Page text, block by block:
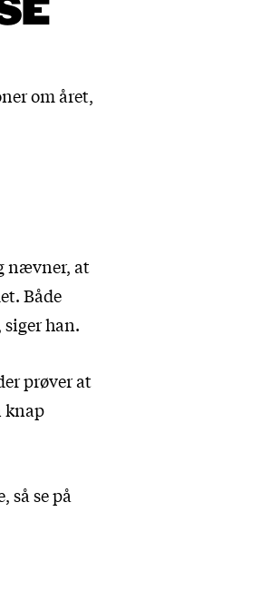
om året,
nævner, at
Både
han.
prøver at
knap
så se på